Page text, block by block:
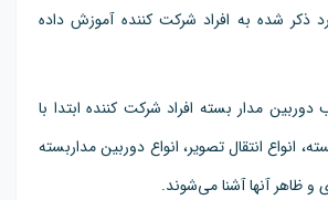
ذکر شده به افراد شرکت کننده آموزش داده
مدار بسته افراد شرکت کننده ابتدا با
انواع انتقال تصویر، انواع دوربین مداربسته
و ظاهر آنها آشنا می‌شوند.